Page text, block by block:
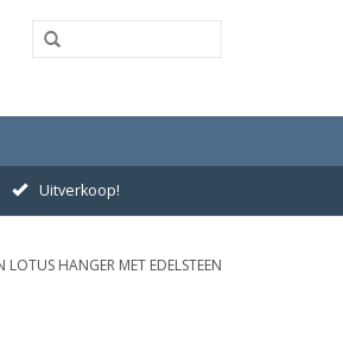
Uitverkoop!
LOTUS HANGER MET EDELSTEEN